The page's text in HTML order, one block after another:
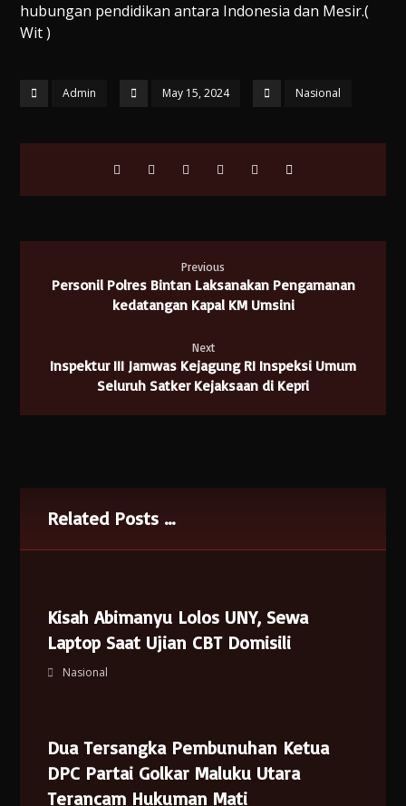
hubungan pendidikan antara Indonesia dan Mesir.(
Wit )
Admin May 15, 2024 Nasional
Previous
Personil Polres Bintan Laksanakan Pengamanan
kedatangan Kapal KM Umsini
Next
Inspektur III Jamwas Kejagung RI Inspeksi Umum
Seluruh Satker Kejaksaan di Kepri
Related Posts ...
Kisah Abimanyu Lolos UNY, Sewa
Laptop Saat Ujian CBT Domisili
Nasional
Dua Tersangka Pembunuhan Ketua
DPC Partai Golkar Maluku Utara
Terancam Hukuman Mati